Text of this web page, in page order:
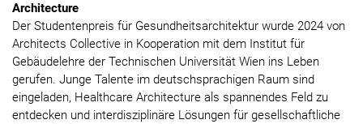
Architecture
Der Studentenpreis für Gesundheitsarchitektur wurde 2024 von
Architects Collective in Kooperation mit dem Institut für
Gebäudelehre der Technischen Universität Wien ins Leben
gerufen. Junge Talente im deutschsprachigen Raum sind
eingeladen, Healthcare Architecture als spannendes Feld zu
entdecken und interdisziplinäre Lösungen für gesellschaftliche